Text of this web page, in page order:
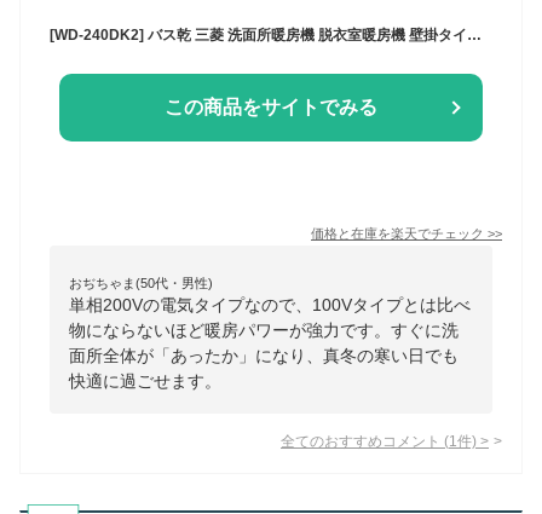
[WD-240DK2] バス乾 三菱 洗面所暖房機 脱衣室暖房機 壁掛タイプ 単相200V パワフル暖房 ワイヤレスリモコン付属 【工事対応不可】【電気タイプ】【送料無料】
この商品をサイトでみる
価格と在庫を楽天でチェック >>
おぢちゃま(50代・男性)
単相200Vの電気タイプなので、100Vタイプとは比べ
物にならないほど暖房パワーが強力です。すぐに洗
面所全体が「あったか」になり、真冬の寒い日でも
快適に過ごせます。
全てのおすすめコメント (1 件) >